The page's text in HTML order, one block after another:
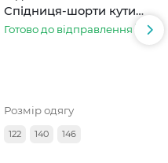
Спідниця-шорти кутик
сіра в смужку
Готово до відправлення
Розмір одягу
122 140 146